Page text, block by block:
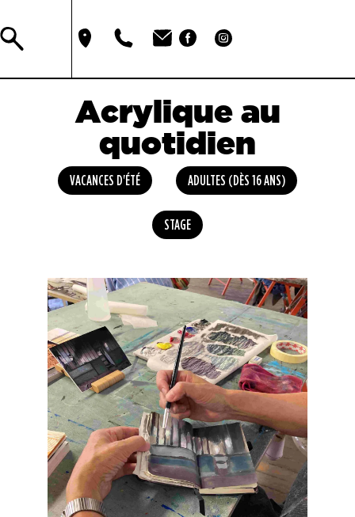
Acrylique au
quotidien
VACANCES D'ÉTÉ ADULTES (DÈS 16 ANS)
STAGE